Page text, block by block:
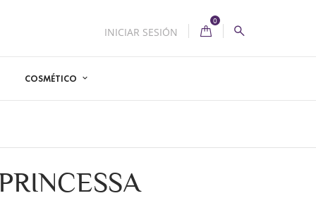
INICIAR SESIÓN
0
COSMÉTICO